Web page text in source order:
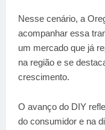
Nesse cenário, a
acompanhar essa
um mercado que já
na região e se
crescimento.
O avanço do DIY
do consumidor e na